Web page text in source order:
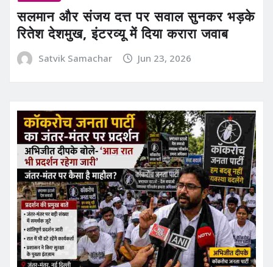
सलमान और संजय दत्त पर सवाल सुनकर भड़के
रितेश देशमुख, इंटरव्यू में दिया करारा जवाब
Satvik Samachar Jun 23, 2026